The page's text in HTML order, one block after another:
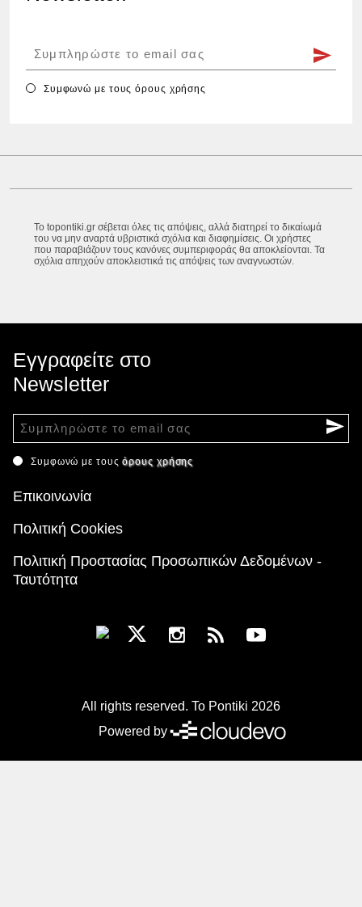
Συμφωνώ με τουςόρους χρήσης
Το topontiki.gr σέβεται όλες τις απόψεις, αλλά διατηρεί το δικαίωμά
του να μην αναρτά υβριστικά σχόλια και διαφημίσεις. Οι χρήστες
που παραβιάζουν τους κανόνες συμπεριφοράς θα αποκλείονται. Τα
σχόλια απηχούν αποκλειστικά τις απόψεις των αναγνωστών.
Εγγραφείτε στο
Newsletter
Συμφωνώ με τουςόρους χρήσης
Επικοινωνία
Πολιτική Cookies
Πολιτική Προστασίας Προσωπικών Δεδομένων -
Ταυτότητα
All rights reserved. To Pontiki 2026
Powered by